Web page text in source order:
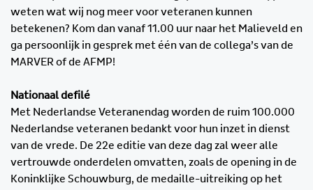
weten wat wij nog meer voor veteranen kunnen
betekenen? Kom dan vanaf 11.00 uur naar het Malieveld en
ga persoonlijk in gesprek met één van de collega’s van de
MARVER of de AFMP!
Nationaal defilé
Met Nederlandse Veteranendag worden de ruim 100.000
Nederlandse veteranen bedankt voor hun inzet in dienst
van de vrede. De 22e editie van deze dag zal weer alle
vertrouwde onderdelen omvatten, zoals de opening in de
Koninklijke Schouwburg, de medaille-uitreiking op het